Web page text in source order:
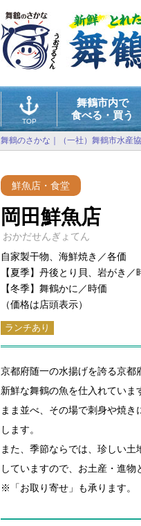
TOP
舞鶴市内で
食べる・買う
舞鶴のさかな｜（一社）舞鶴市水産
鮮魚店・食堂
岡田鮮魚店
おかだせんぎょてん
自家製干物、海鮮焼き／各価
【夏季】丹後とり貝、岩がき／
【冬季】舞鶴かに／時価
（価格は店頭表示）
ランチあり
京都府随一の水揚げを誇る京都
新鮮な舞鶴の魚を仕入れてい
まま並べ、その場で刺身や焼
します。
また、季節ならでは、珍しい
していますので、お土産・進物
※「お取り寄せ」も承ります。